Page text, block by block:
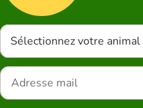
Sélectionnez votre animal